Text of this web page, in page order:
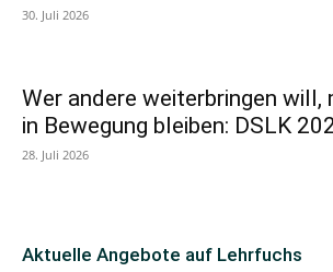
30. Juli 2026
Wer andere weiterbringen
in Bewegung bleiben: DSLK
28. Juli 2026
Aktuelle Angebote auf Lehrfuchs